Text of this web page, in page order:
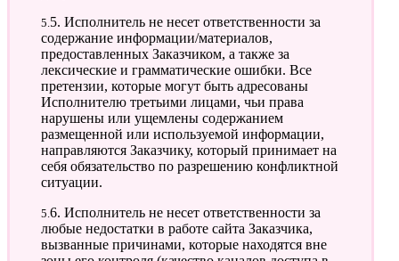
5.5. Исполнитель не несет ответственности за
содержание информации/материалов,
предоставленных Заказчиком, а также за
лексические и грамматические ошибки. Все
претензии, которые могут быть адресованы
Исполнителю третьими лицами, чьи права
нарушены или ущемлены содержанием
размещенной или используемой информации,
направляются Заказчику, который принимает на
себя обязательство по разрешению конфликтной
ситуации.
5.6. Исполнитель не несет ответственности за
любые недостатки в работе сайта Заказчика,
вызванные причинами, которые находятся вне